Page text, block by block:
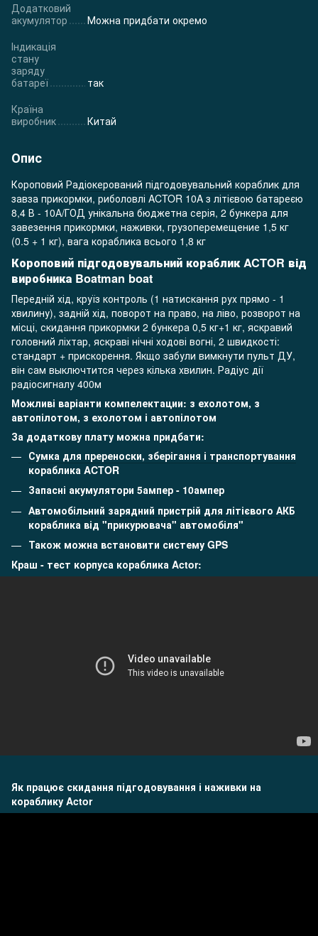
Додатковий
акумулятор
Можна придбати окремо
Індикація
стану
заряду
батареї
так
Країна
виробник
Китай
Опис
Короповий Радіокерований підгодовувальний кораблик для
завза прикормки, риболовлі ACTOR 10A з літієвою батареєю
8,4 В - 10А/ГОД унікальна бюджетна серія, 2 бункера для
завезення прикормки, наживки, грузоперемещение 1,5 кг
(0.5 + 1 кг), вага кораблика всього 1,8 кг
Короповий підгодовувальний кораблик ACTOR від
виробника Boatman boat
Передній хід, круїз контроль (1 натискання рух прямо - 1
хвилину), задній хід, поворот на право, на ліво, розворот на
місці, скидання прикормки 2 бункера 0,5 кг+1 кг, яскравий
головний ліхтар, яскраві нічні ходові вогні, 2 швидкості:
стандарт + прискорення. Якщо забули вимкнути пульт ДУ,
він сам выключтится через кілька хвилин. Радіус дії
радіосигналу 400м
Можливі варіанти компелектации: з ехолотом, з
автопілотом, з ехолотом і автопілотом
За додаткову плату можна придбати:
Сумка для пререноски, зберігання і транспортування
кораблика ACTOR
Запасні акумулятори 5ампер - 10ампер
Автомобільний зарядний пристрій для літієвого АКБ
кораблика від "прикурювача" автомобіля"
Також можна встановити систему GPS
Краш - тест корпуса кораблика Actor:
Як працює скидання підгодовування і наживки на
кораблику Actor